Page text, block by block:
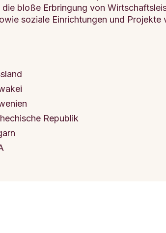
bloße Erbringung von
soziale Einrichtungen und Projekte
Republik